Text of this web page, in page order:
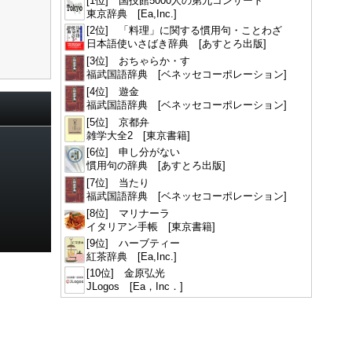
東京辞典 [Ea,Inc.]
[2位] 「料理」に関する慣用句・ことわざ
日本語使いさばき辞典 [あすとろ出版]
[3位] おちゃらか・す
福武国語辞典 [ベネッセコーポレーション]
[4位] 遊金
福武国語辞典 [ベネッセコーポレーション]
[5位] 京都弁
雑学大全2 [東京書籍]
[6位] 申し分がない
慣用句の辞典 [あすとろ出版]
[7位] 当たり
福武国語辞典 [ベネッセコーポレーション]
[8位] マリナーラ
イタリアン手帳 [東京書籍]
[9位] ハーブティー
紅茶辞典 [Ea,Inc.]
[10位] 金原弘光
JLogos [Ea，Inc．]